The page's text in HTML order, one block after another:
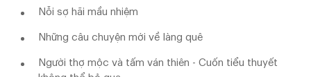
Nỗi sợ hãi mầu nhiệm
Những câu chuyện mới về làng quê
Người thợ mộc và tấm ván thiên - Cuốn tiểu thuyết